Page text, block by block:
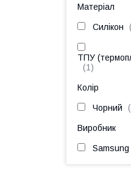
Матеріал
Силікон
ТПУ
1
Колір
Чорний
Виробник
Samsung